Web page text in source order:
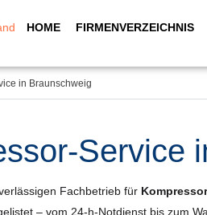
HOME FIRMENVERZEICHNIS
in Braunschweig
Service
Fachbetrieb für
– vom 24-h-Notdienst bis zum